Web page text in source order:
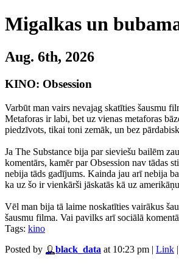
Migalkas un
Aug. 6th, 2026
KINO: Obsession
Varbūt man vairs nevajag skatīties šausmu
Metaforas ir labi, bet uz vienas metaforas
piedzīvots, tikai toni zemāk, un bez
Ja The Substance bija par sieviešu bailēm
komentārs, kamēr par Obsession nav tādas
nebija tāds gadījums. Kainda jau arī nebija
ka uz šo ir vienkārši jāskatās kā uz
Vēl man bija tā laime noskatīties vairākus
šausmu filma. Vai pavilks arī sociālā
Tags: kino
Posted by
black_data at 10:23 pm | Link |